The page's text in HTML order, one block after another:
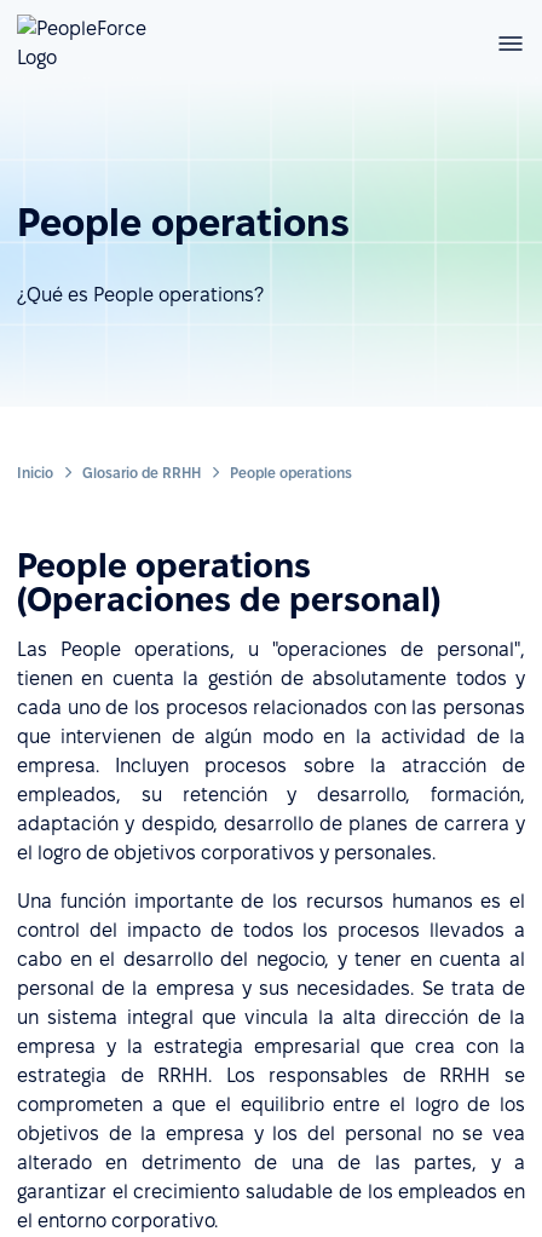
People operations
¿Qué es People operations?
Inicio Glosario de RRHH People operations
People operations
(Operaciones de personal)
Las People operations, u "operaciones de personal",
tienen en cuenta la gestión de absolutamente todos y
cada uno de los procesos relacionados con las personas
que intervienen de algún modo en la actividad de la
empresa. Incluyen procesos sobre la atracción de
empleados, su retención y desarrollo, formación,
adaptación y despido, desarrollo de planes de carrera y
el logro de objetivos corporativos y personales.
Una función importante de los recursos humanos es el
control del impacto de todos los procesos llevados a
cabo en el desarrollo del negocio, y tener en cuenta al
personal de la empresa y sus necesidades. Se trata de
un sistema integral que vincula la alta dirección de la
empresa y la estrategia empresarial que crea con la
estrategia de RRHH. Los responsables de RRHH se
comprometen a que el equilibrio entre el logro de los
objetivos de la empresa y los del personal no se vea
alterado en detrimento de una de las partes, y a
garantizar el crecimiento saludable de los empleados en
el entorno corporativo.